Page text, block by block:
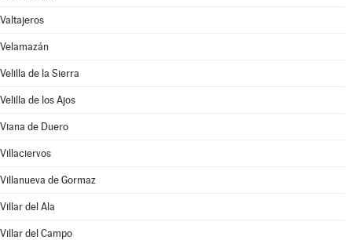
Valtajeros
Velamazán
Velilla de la Sierra
Velilla de los Ajos
Viana de Duero
Villaciervos
Villanueva de Gormaz
Villar del Ala
Villar del Campo